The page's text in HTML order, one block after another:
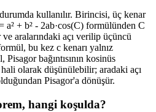
kullanılır. Birincisi, üç kenar
a² + b² - 2ab·cos(C) formülünden C
aralarındaki açı verilip üçüncü
bu kez c kenarı yalnız
bağıntısının kosinüs
olarak düşünülebilir; aradaki açı
Pisagor'a dönüşür.
hangi koşulda?